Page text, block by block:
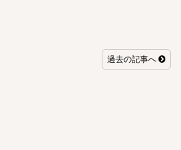
過去の記事へ